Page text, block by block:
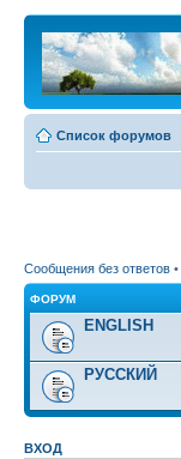
Список форумов
Сообщения без ответов •
ФОРУМ
ENGLISH
РУССКИЙ
ВХОД